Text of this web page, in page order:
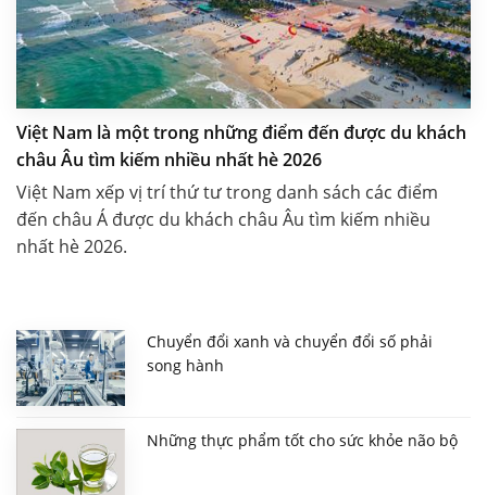
Việt Nam là một trong những điểm đến được du khách
châu Âu tìm kiếm nhiều nhất hè 2026
Việt Nam xếp vị trí thứ tư trong danh sách các điểm
đến châu Á được du khách châu Âu tìm kiếm nhiều
nhất hè 2026.
Chuyển đổi xanh và chuyển đổi số phải
song hành
Những thực phẩm tốt cho sức khỏe não bộ